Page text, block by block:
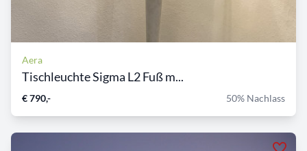
Aera
Tischleuchte Sigma L2 Fuß m...
€ 790,- 50% Nachlass